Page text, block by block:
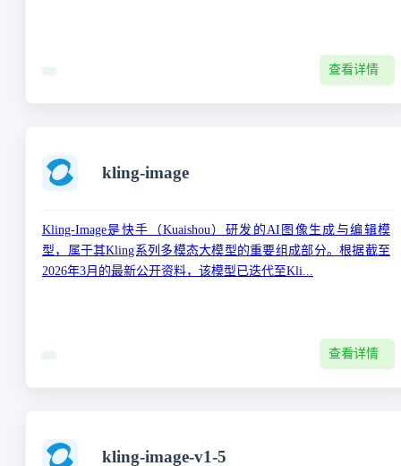
查看详情
kling-image
Kling-Image‌是快手（Kuaishou）研发的AI图像生成与编辑模
型，属于其Kling系列多模态大模型的重要组成部分。根据截至
2026年3月的最新公开资料，该模型已迭代至‌Kli...
查看详情
kling-image-v1-5